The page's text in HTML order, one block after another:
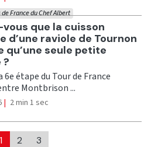
vous que la cuisson
d’une raviole de Tournon
qu’une seule petite
?
France du Chef Albert
6e étape du Tour de France
Montbrison ...
| 2 min 1 sec
1 2 3